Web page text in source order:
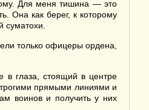
Для меня тишина — это
Она как берег, к которому
суматохи.
только офицеры ордена,
в глаза, стоящий в центре
прямыми линиями и
воинов и получить у них